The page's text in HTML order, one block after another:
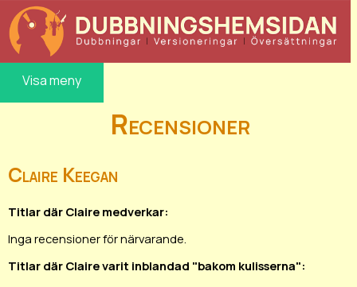
Visa meny
Recensioner
Claire Keegan
Titlar där Claire medverkar:
Inga recensioner för närvarande.
Titlar där Claire varit inblandad "bakom kulisserna":